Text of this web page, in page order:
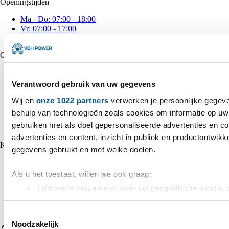
Verantwoord gebruik van uw gegevens
Wij en onze 1022 partners verwerken je persoonlijke
behulp van technologieën zoals cookies om informatie op
gebruiken met als doel gepersonaliseerde advertenties en
advertenties en content, inzicht in publiek en
gegevens gebruikt en met welke doelen.
Als u het toestaat, willen we ook graag:
Informatie verzamelen over uw geografische locatie,
nauwkeurig kan zijn
(fingerprinting)
Noodzakelijk
Openingstijden
Ma - Do: 07:00 - 18:00
Vr: 07:00 - 17:00
Categorieën
Zonnepanelen
Montage
EV Chargers
Installatie
Alle Merken
Klantenservice
Veelgestelde vragen
Algemene voorwaarden
Inkoop voorwaarden
Privacy verklaring